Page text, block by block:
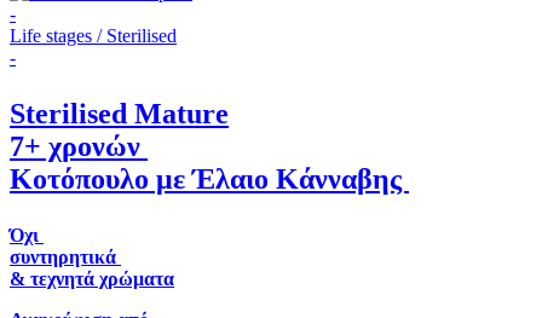
-
Life stages / Sterilised
-
Sterilised Mature
7+ χρονών
Κοτόπουλο με Έλαιο Κάνναβης
Όχι
συντηρητικά
& τεχνητά χρώματα